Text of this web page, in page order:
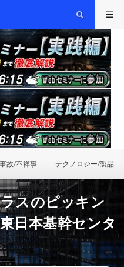
故/不祥事 テクノロジー/製品
スのピッキン
日本基幹センタ